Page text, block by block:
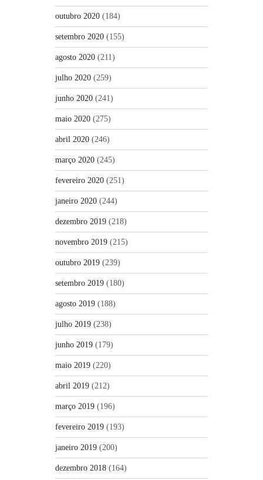
outubro 2020 (184)
setembro 2020 (155)
agosto 2020 (211)
julho 2020 (259)
junho 2020 (241)
maio 2020 (275)
abril 2020 (246)
março 2020 (245)
fevereiro 2020 (251)
janeiro 2020 (244)
dezembro 2019 (218)
novembro 2019 (215)
outubro 2019 (239)
setembro 2019 (180)
agosto 2019 (188)
julho 2019 (238)
junho 2019 (179)
maio 2019 (220)
abril 2019 (212)
março 2019 (196)
fevereiro 2019 (193)
janeiro 2019 (200)
dezembro 2018 (164)